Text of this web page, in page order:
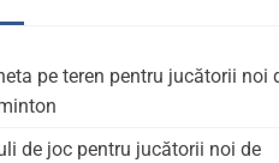
pe teren pentru jucătorii noi
de joc pentru jucătorii noi de